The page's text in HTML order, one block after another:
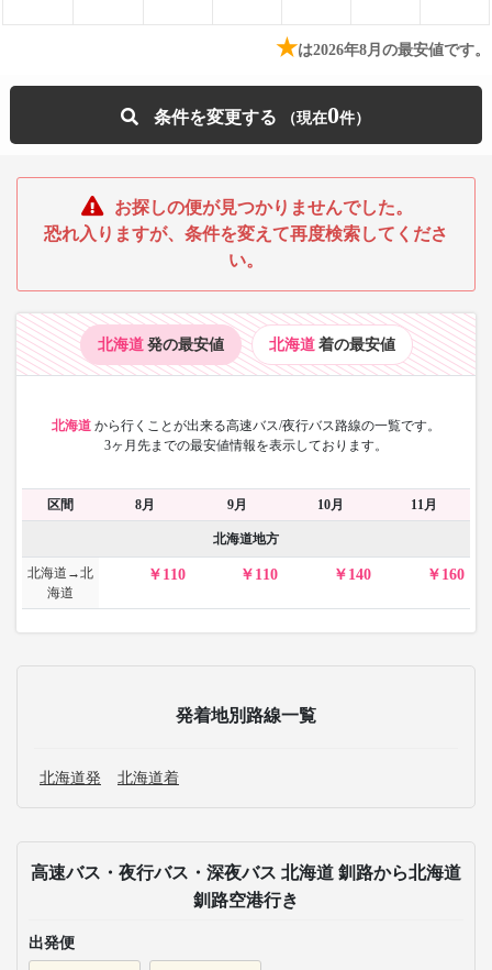
★は2026年8月の最安値です。
条件を変更する 0
お探しの便が見つかりませんでした。
恐れ入りますが、条件を変えて再度検索してくださ
い。
北海道 発の最安値 北海道 着の最安値
北海道 から行くことが出来る高速バス/夜行バス路線の一覧です。
3ヶ月先までの最安値情報を表示しております。
区間 8月 9月 10月 11月
北海道地方
北海道→北
海道
110 110 140 160
発着地別路線一覧
北海道発 北海道着
高速バス・夜行バス・深夜バス 北海道 釧路から北海道
釧路空港行き
出発便